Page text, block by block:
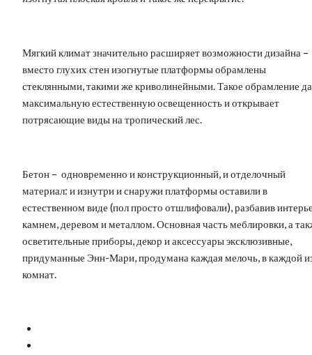
Мягкий климат значительно расширяет возможности дизайна –
вместо глухих стен изогнутые платформы обрамлены
стеклянными, такими же криволинейными. Такое обрамление
максимальную естественную освещенность и открывает
потрясающие виды на тропический лес.
Бетон – одновременно и конструкционный, и отделочный
материал: и изнутри и снаружи платформы оставили в
естественном виде (пол просто отшлифовали), разбавив
камнем, деревом и металлом. Основная часть меблировки, а
осветительные приборы, декор и аксессуары эксклюзивные,
придуманные Энн-Мари, продумана каждая мелочь, в каждой
комнат.